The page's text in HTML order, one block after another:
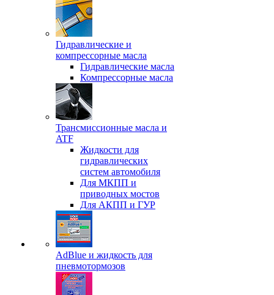
Гидравлические и
компрессорные масла
Гидравлические масла
Компрессорные масла
Трансмиссионные масла и
ATF
Жидкости для
гидравлических
систем автомобиля
Для МКПП и
приводных мостов
Для АКПП и ГУР
AdBlue и жидкость для
пневмотормозов